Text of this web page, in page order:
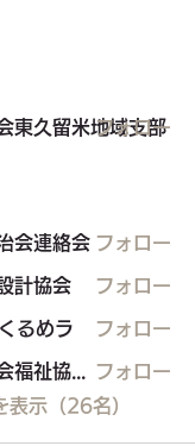
地域支部
東久留米地域支部
フォロー
会連絡会 フォロー
計協会 フォロー
るめラ フォロー
フォロー
表示（26名）